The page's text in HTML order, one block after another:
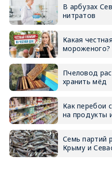
В арбузах
нитратов
Какая
Пчеловод
хранить мёд
Как перебои
на продукты
Семь партий
Крыму и